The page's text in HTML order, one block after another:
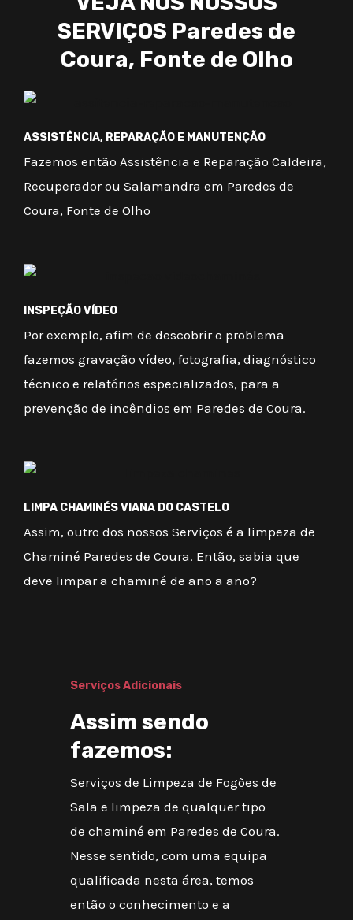
SERVIÇOS Paredes de
Coura, Fonte de Olho
ASSISTÊNCIA, REPARAÇÃO E MANUTENÇÃO
Fazemos então Assistência e Reparação Caldeira,
Recuperador ou Salamandra em Paredes de
Coura, Fonte de Olho
INSPEÇÃO VÍDEO
Por exemplo, afim de descobrir o problema
fazemos gravação vídeo, fotografia, diagnóstico
técnico e relatórios especializados, para a
prevenção de incêndios em Paredes de Coura.
LIMPA CHAMINÉS VIANA DO CASTELO
Assim, outro dos nossos Serviços é a limpeza de
Chaminé Paredes de Coura. Então, sabia que
deve limpar a chaminé de ano a ano?
Serviços Adicionais
Assim sendo
fazemos:
Serviços de Limpeza de Fogões de
Sala e limpeza de qualquer tipo
de chaminé em Paredes de Coura.
Nesse sentido, com uma equipa
qualificada nesta área, temos
então o conhecimento e a